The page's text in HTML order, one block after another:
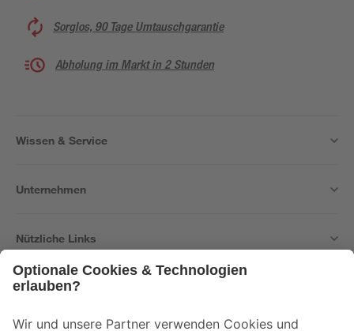
Sorglos, 90 Tage Umtauschgarantie
Abholung im Markt in 2 Stunden
Wissen & Service
Unternehmen
Nützliche Links
Der toom Newsletter: Keine Angebote und Aktionen mehr verpassen!